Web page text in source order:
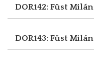
DOR142: Füst Milán
DOR143: Füst Milán